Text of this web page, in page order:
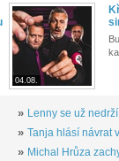
04.08.
» Lenny se už
» Tanja hlásí návrat
» Michal Hrůza